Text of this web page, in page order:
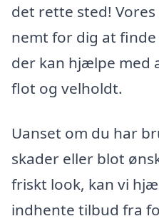
det rette sted!
nemt for dig at
der kan hjælpe med
flot og velholdt.
Uanset om du har
skader eller blot
friskt look, kan vi
indhente tilbud fra